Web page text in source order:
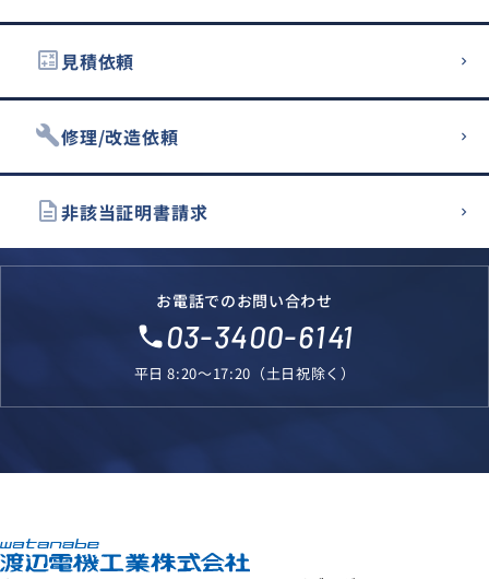
calculate 見積依頼
build修理/改造依頼
description非該当証明書請求
お電話でのお問い合わせ
local_phone03-3400-6141
平日 8:20～17:20（土日祝除く）